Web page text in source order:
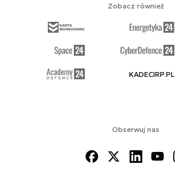
Obserwuj nas
Zobacz również
KADECIRP.PL